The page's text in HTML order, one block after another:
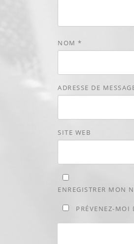
NOM *
ADRESSE DE
SITE WEB
ENREGISTRER MON
PRÉVENEZ-MOI